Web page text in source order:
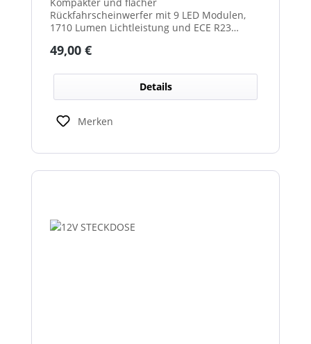
Rückfahrscheinwerfer mit 9 LED Modulen,
1710 Lumen Lichtleistung und ECE R23
Regulärer Preis:
49,00 €
Details
Merken